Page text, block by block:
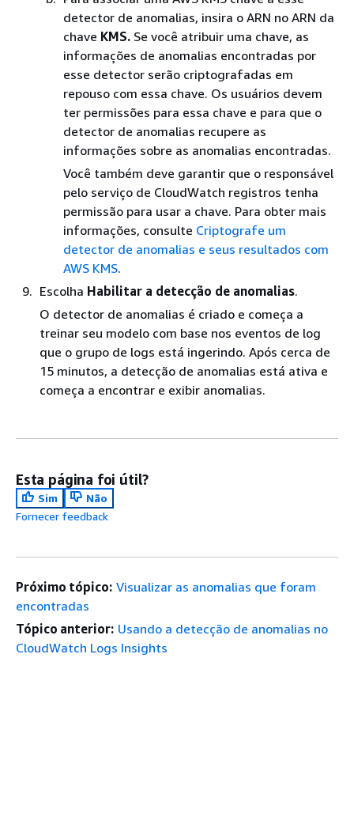
detector de anomalias, insira o ARN no ARN da
chave KMS. Se você atribuir uma chave, as
informações de anomalias encontradas por
esse detector serão criptografadas em
repouso com essa chave. Os usuários devem
ter permissões para essa chave e para que o
detector de anomalias recupere as
informações sobre as anomalias encontradas.
Você também deve garantir que o responsável
pelo serviço de CloudWatch registros tenha
permissão para usar a chave. Para obter mais
informações, consulte Criptografe um
detector de anomalias e seus resultados com
AWS KMS.
Escolha Habilitar a detecção de anomalias.
O detector de anomalias é criado e começa a
treinar seu modelo com base nos eventos de log
que o grupo de logs está ingerindo. Após cerca de
15 minutos, a detecção de anomalias está ativa e
começa a encontrar e exibir anomalias.
Esta página foi útil?
Sim
Não
Fornecer feedback
Próximo tópico: Visualizar as anomalias que foram
encontradas
Tópico anterior: Usando a detecção de anomalias no
CloudWatch Logs Insights